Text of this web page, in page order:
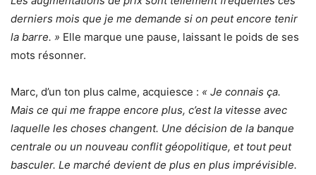
derniers mois que je me demande si on peut encore tenir
la barre. » Elle marque une pause, laissant le poids de ses
mots résonner.
Marc, d’un ton plus calme, acquiesce : « Je connais ça.
Mais ce qui me frappe encore plus, c’est la vitesse avec
laquelle les choses changent. Une décision de la banque
centrale ou un nouveau conflit géopolitique, et tout peut
basculer. Le marché devient de plus en plus imprévisible.